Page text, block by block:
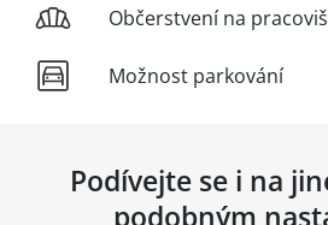
Občerstvení na
Možnost parkování
Podívejte se i na
podobným